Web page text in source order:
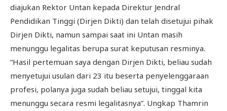
diajukan Rektor Untan kepada Direktur Jendral
Pendidikan Tinggi (Dirjen Dikti) dan telah disetujui pihak
Dirjen Dikti, namun sampai saat ini Untan masih
menunggu legalitas berupa surat keputusan resminya.
“Hasil pertemuan saya dengan Dirjen Dikti, beliau sudah
menyetujui usulan dari 23 itu beserta penyelenggaraan
profesi, polanya juga sudah beliau setujui, tinggal kita
menunggu secara resmi legalitasnya”. Ungkap Thamrin